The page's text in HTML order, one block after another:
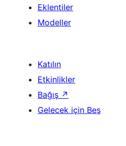
Eklentiler
Modeller
Katılın
Etkinlikler
Bağış ↗
Gelecek için Beş